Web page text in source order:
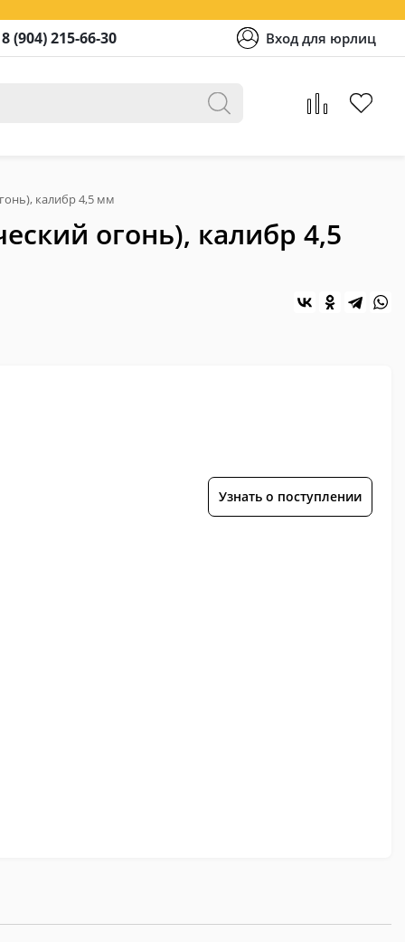
8 (904) 215-66-30 Вход для юрлиц
калибр 4,5 мм
огонь), калибр 4,5
Узнать о поступлении